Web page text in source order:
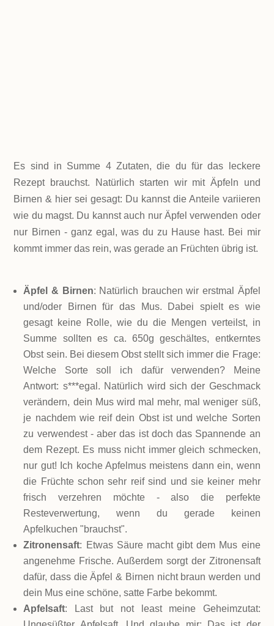
Es sind in Summe 4 Zutaten, die du für das leckere
Rezept brauchst. Natürlich starten wir mit Äpfeln und
Birnen & hier sei gesagt: Du kannst die Anteile variieren
wie du magst. Du kannst auch nur Äpfel verwenden oder
nur Birnen - ganz egal, was du zu Hause hast. Bei mir
kommt immer das rein, was gerade an Früchten übrig ist.
Äpfel & Birnen: Natürlich brauchen wir erstmal Äpfel
und/oder Birnen für das Mus. Dabei spielt es wie
gesagt keine Rolle, wie du die Mengen verteilst, in
Summe sollten es ca. 650g geschältes, entkerntes
Obst sein. Bei diesem Obst stellt sich immer die Frage:
Welche Sorte soll ich dafür verwenden? Meine
Antwort: s***egal. Natürlich wird sich der Geschmack
verändern, dein Mus wird mal mehr, mal weniger süß,
je nachdem wie reif dein Obst ist und welche Sorten
zu verwendest - aber das ist doch das Spannende an
dem Rezept. Es muss nicht immer gleich schmecken,
nur gut! Ich koche Apfelmus meistens dann ein, wenn
die Früchte schon sehr reif sind und sie keiner mehr
frisch verzehren möchte - also die perfekte
Resteverwertung, wenn du gerade keinen
Apfelkuchen "brauchst".
Zitronensaft: Etwas Säure macht gibt dem Mus eine
angenehme Frische. Außerdem sorgt der Zitronensaft
dafür, dass die Äpfel & Birnen nicht braun werden und
dein Mus eine schöne, satte Farbe bekommt.
Apfelsaft: Last but not least meine Geheimzutat: